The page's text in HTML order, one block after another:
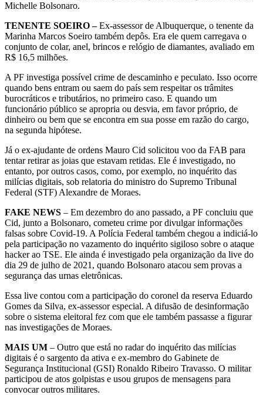
Michelle Bolsonaro.
TENENTE SOEIRO –Ex-assessor de Albuquerque, o tenente da
Marinha Marcos Soeiro também depôs. Era ele quem carregava o
conjunto de colar, anel, brincos e relógio de diamantes, avaliado em
R$ 16,5 milhões.
A PF investiga possível crime de descaminho e peculato. Isso ocorre
quando bens entram ou saem do país sem respeitar os trâmites
burocráticos e tributários, no primeiro caso. E quando um
funcionário público se apropria ou desvia, em favor próprio, de
dinheiro ou bem que se encontra em sua posse em razão do cargo,
na segunda hipótese.
Já o ex-ajudante de ordens Mauro Cid solicitou voo da FAB para
tentar retirar as joias que estavam retidas. Ele é investigado, no
entanto, por outros casos, como, por exemplo, no inquérito das
milícias digitais, sob relatoria do ministro do Supremo Tribunal
Federal (STF) Alexandre de Moraes.
FAKE NEWS – Em dezembro do ano passado, a PF concluiu que
Cid, junto a Bolsonaro, cometeu crime por divulgar informações
falsas sobre Covid-19. A Polícia Federal também chegou a indiciá-lo
pela participação no vazamento do inquérito sigiloso sobre o ataque
hacker ao TSE. Ele ainda é investigado pela organização da live do
dia 29 de julho de 2021, quando Bolsonaro atacou sem provas a
segurança das urnas eletrônicas.
Essa live contou com a participação do coronel da reserva Eduardo
Gomes da Silva, ex-assessor especial. A difusão de desinformação
sobre o sistema eleitoral fez com que ele também passasse a figurar
nas investigações de Moraes.
MAIS UM – Outro que está no radar do inquérito das milícias
digitais é o sargento da ativa e ex-membro do Gabinete de
Segurança Institucional (GSI) Ronaldo Ribeiro Travasso. O militar
participou de atos golpistas e usou grupos de mensagens para
convocar outros militares.